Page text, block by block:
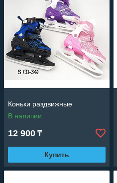
Коньки раздвижные
В наличии
12 900 ₸
Купить